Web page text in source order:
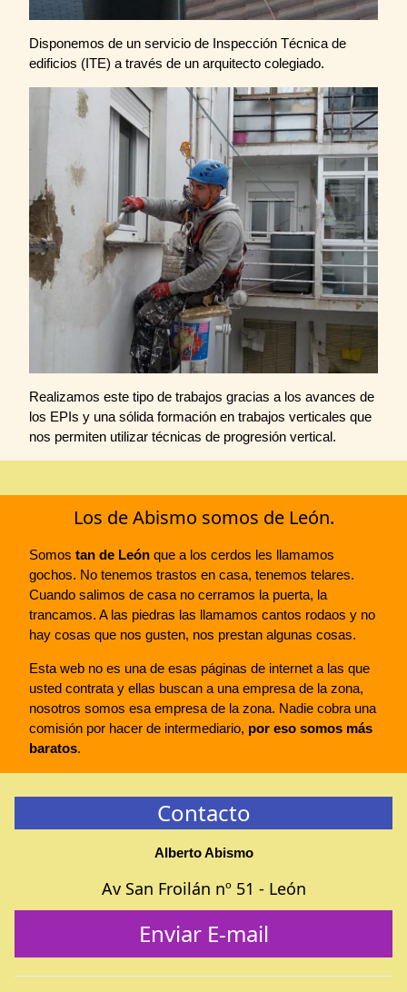
Disponemos de un servicio de Inspección Técnica de
edificios (ITE) a través de un arquitecto colegiado.
Realizamos este tipo de trabajos gracias a los avances de
los EPIs y una sólida formación en trabajos verticales que
nos permiten utilizar técnicas de progresión vertical.
Los de Abismo somos de León.
Somos tan de León que a los cerdos les llamamos
gochos. No tenemos trastos en casa, tenemos telares.
Cuando salimos de casa no cerramos la puerta, la
trancamos. A las piedras las llamamos cantos rodaos y no
hay cosas que nos gusten, nos prestan algunas cosas.
Esta web no es una de esas páginas de internet a las que
usted contrata y ellas buscan a una empresa de la zona,
nosotros somos esa empresa de la zona. Nadie cobra una
comisión por hacer de intermediario, por eso somos más
baratos.
Contacto
Alberto Abismo
Av San Froilán nº 51 - León
Enviar E-mail